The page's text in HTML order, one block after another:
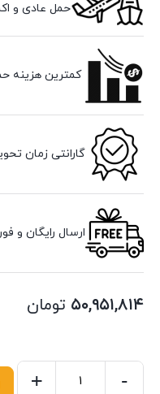
حمل عادی و اکسپرس 15
کمترین هزینه
گارانتی زمان
ارسال رایگان و
۵۰,۹۵۱,۸۱۴ تومان
-
+